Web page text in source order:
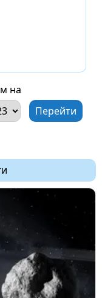
на